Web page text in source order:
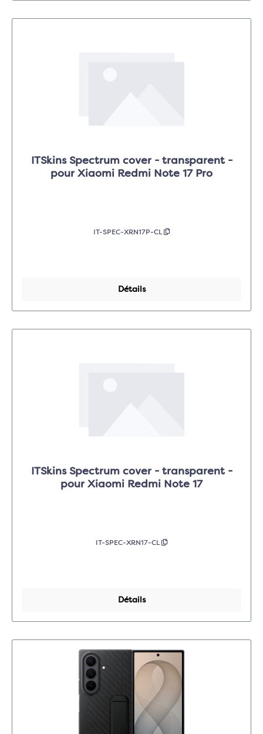
ITSkins Spectrum cover - transparent -
pour Xiaomi Redmi Note 17 Pro
IT-SPEC-XRN17P-CL
Détails
ITSkins Spectrum cover - transparent -
pour Xiaomi Redmi Note 17
IT-SPEC-XRN17-CL
Détails